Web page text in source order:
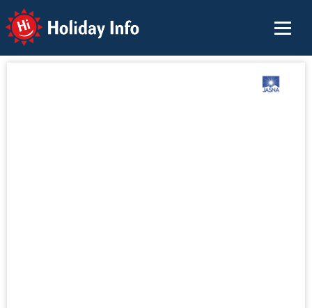
Holiday Info